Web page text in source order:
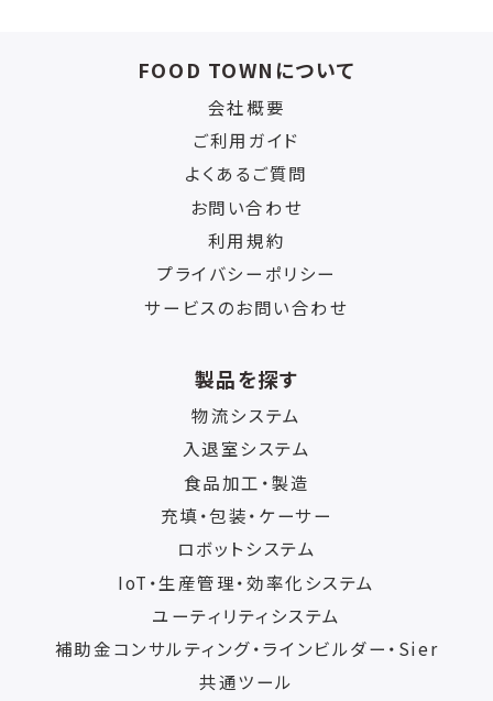
FOOD TOWNについて
会社概要
ご利用ガイド
よくあるご質問
お問い合わせ
利用規約
プライバシーポリシー
サービスのお問い合わせ
製品を探す
物流システム
入退室システム
食品加工・製造
充填・包装・ケーサー
ロボットシステム
IoT・生産管理・効率化システム
ユーティリティシステム
補助金コンサルティング・ラインビルダー・Sier
共通ツール